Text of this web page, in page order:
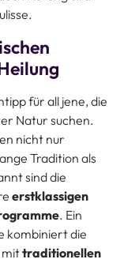
für all jene, die
Natur suchen.
nicht nur
Tradition als
sind die
erstklassigen
. Ein
kombiniert die
mittraditionellen